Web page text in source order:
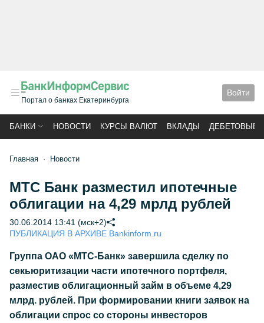
Портал о банках Екатеринбурга
Войти
БАНКИ НОВОСТИ КУРСЫ ВАЛЮТ ВКЛАДЫ ДЕБЕТОВЫЕ
Главная Новости
МТС Банк разместил ипотечные
облигации на 4,29 мрлд рублей
30.06.2014 13:41 (мск+2)
ПУБЛИКАЦИЯ В АРХИВЕ Bankinform.ru
Группа ОАО «МТС-Банк» завершила сделку по
секьюритизации части ипотечного портфеля,
разместив облигационный займ в объеме 4,29
млрд. рублей. При формировании книги заявок на
облигации спрос со стороны инвесторов